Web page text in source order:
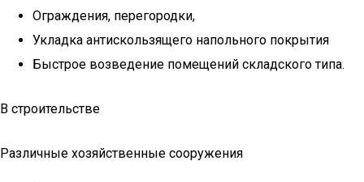
Ограждения, перегородки,
Укладка антискользящего напольного покрытия
Быстрое возведение помещений складского типа.
В строительстве
Различные хозяйственные сооружения